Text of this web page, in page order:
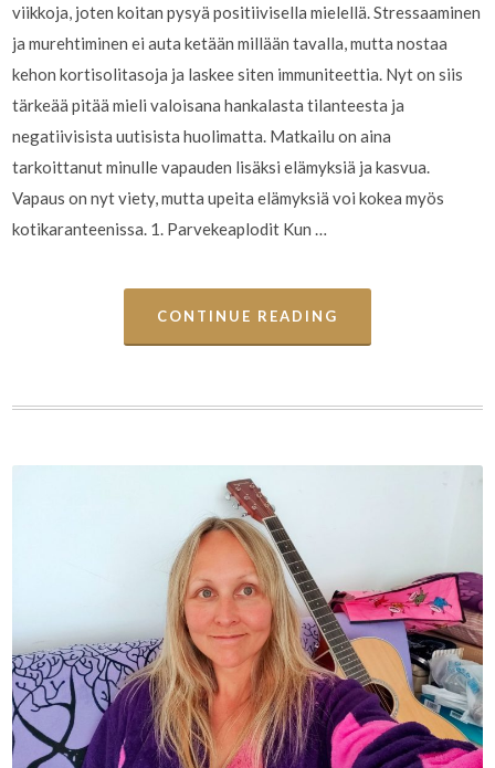
viikkoja, joten koitan pysyä positiivisella mielellä. Stressaaminen
ja murehtiminen ei auta ketään millään tavalla, mutta nostaa
kehon kortisolitasoja ja laskee siten immuniteettia. Nyt on siis
tärkeää pitää mieli valoisana hankalasta tilanteesta ja
negatiivisista uutisista huolimatta. Matkailu on aina
tarkoittanut minulle vapauden lisäksi elämyksiä ja kasvua.
Vapaus on nyt viety, mutta upeita elämyksiä voi kokea myös
kotikaranteenissa. 1. Parvekeaplodit Kun …
CONTINUE READING